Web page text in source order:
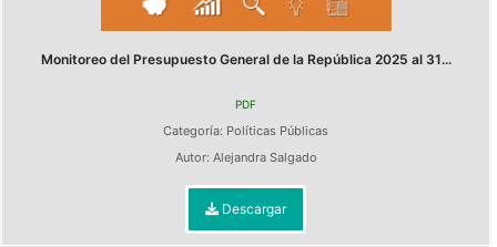
Monitoreo del Presupuesto General de la República 2025 al 31...
PDF
Categoría: Políticas Públicas
Autor: Alejandra Salgado
Descargar